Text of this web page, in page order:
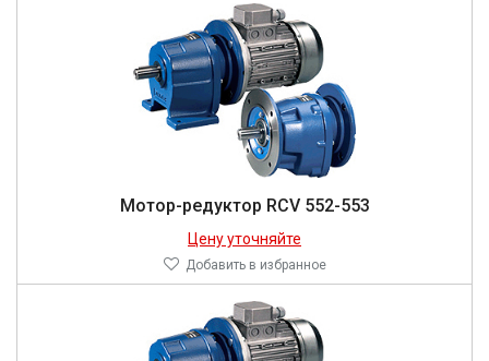
Мотор-редуктор RCV 552-553
Цену уточняйте
Добавить в избранное